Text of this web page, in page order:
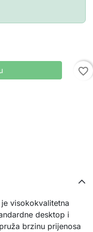
favorite_border
visokokvalitetna
desktop i
brzinu prijenosa